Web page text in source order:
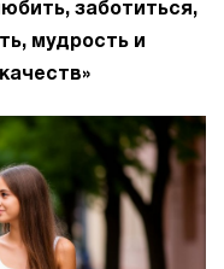
заботиться,
мудрость и